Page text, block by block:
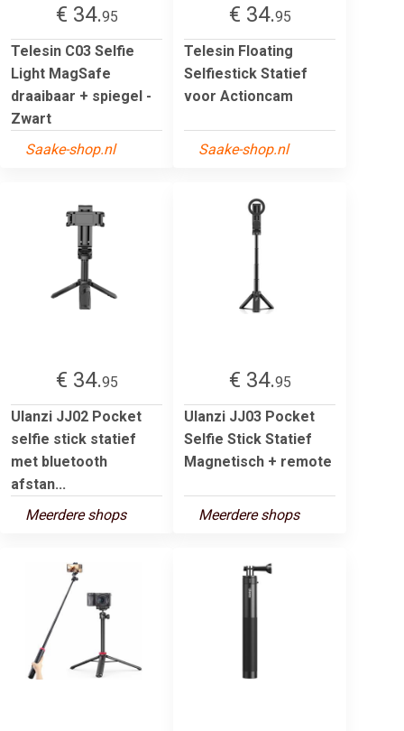
€ 34.95
Telesin C03 Selfie
Light MagSafe
draaibaar + spiegel -
Zwart
Saake-shop.nl
€ 34.95
Telesin Floating
Selfiestick Statief
voor Actioncam
Saake-shop.nl
€ 34.95
Ulanzi JJ02 Pocket
selfie stick statief
met bluetooth
afstan...
Meerdere shops
€ 34.95
Ulanzi JJ03 Pocket
Selfie Stick Statief
Magnetisch + remote
Meerdere shops